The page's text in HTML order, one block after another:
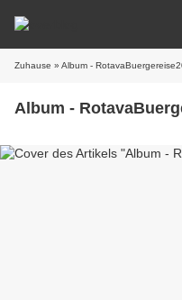
Zuhause » Album -
Album -